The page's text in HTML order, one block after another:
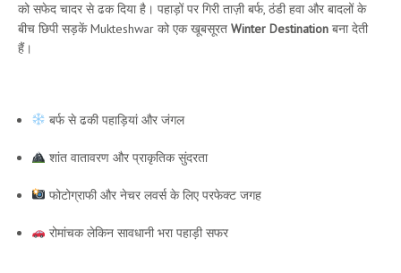
को सफेद चादर से ढक दिया है। पहाड़ों पर गिरी ताज़ी बर्फ, ठंडी हवा और बादलों के
बीच छिपी सड़कें Mukteshwar को एक खूबसूरत Winter Destination बना देती
हैं।
बर्फ से ढकी पहाड़ियां और जंगल
शांत वातावरण और प्राकृतिक सुंदरता
फोटोग्राफी और नेचर लवर्स के लिए परफेक्ट जगह
रोमांचक लेकिन सावधानी भरा पहाड़ी सफर